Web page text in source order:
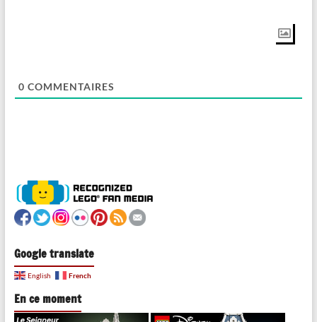
0 COMMENTAIRES
Google translate
English French
En ce moment